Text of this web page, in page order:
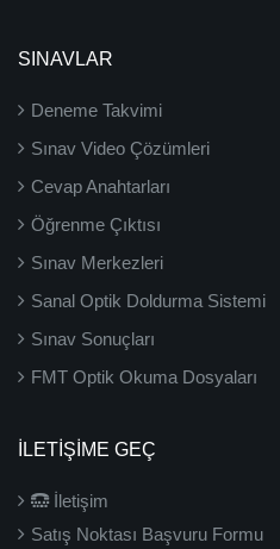
SINAVLAR
Deneme Takvimi
Sınav Video Çözümleri
Cevap Anahtarları
Öğrenme Çıktısı
Sınav Merkezleri
Sanal Optik Doldurma Sistemi
Sınav Sonuçları
FMT Optik Okuma Dosyaları
İLETIŞIME GEÇ
İletişim
Satış Noktası Başvuru Formu